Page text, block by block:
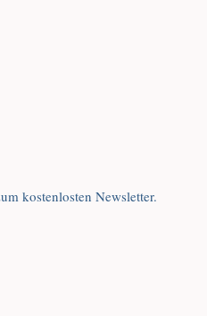
kostenlosten Newsletter.